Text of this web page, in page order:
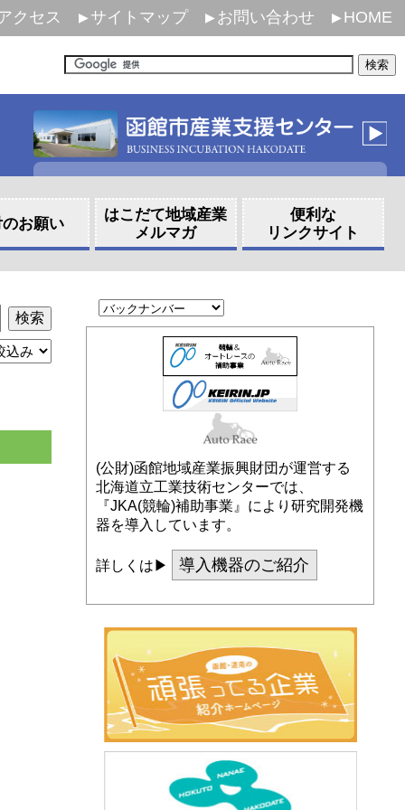
クセス サイトマップ お問い合わせ HOME
お願い
はこだて地域産業
メルマガ
便利な
リンクサイト
(公財)函館地域産業振興財団が運営する
北海道立工業技術センターでは、
『JKA(競輪)補助事業』により研究開発機
器を導入しています。
詳しくは▶ 導入機器のご紹介